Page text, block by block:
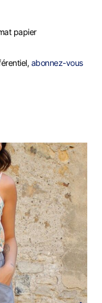
papier
abonnez-vous